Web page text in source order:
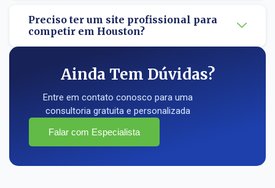
Preciso ter um site profissional para
competir em Houston?
Ainda Tem Dúvidas?
Entre em contato conosco para uma
consultoria gratuita e personalizada
Falar com Especialista